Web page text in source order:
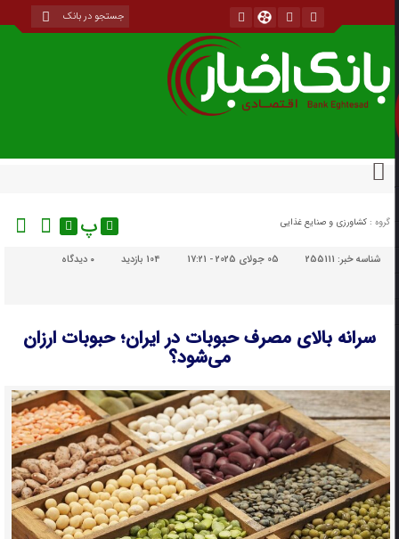
گروه : کشاورزی و صنایع غذایی پ
شناسه خبر:255111 05 جولای 2025 - 17:21 104 بازدید دیدگاه
سرانه بالای مصرف حبوبات در ایران؛ حبوبات ارزان
می‌شود؟